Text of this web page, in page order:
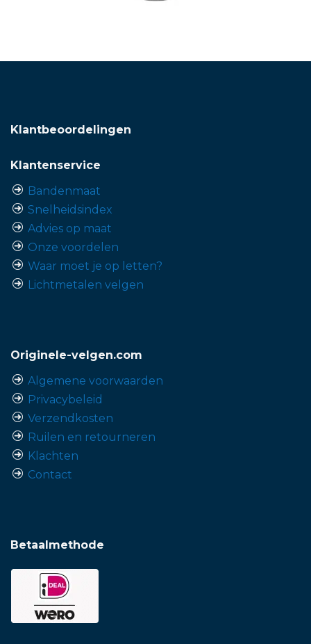
Klantbeoordelingen
Klantenservice
Bandenmaat
Snelheidsindex
Advies op maat
Onze voordelen
Waar moet je op letten?
Lichtmetalen velgen
Originele-velgen.com
Algemene voorwaarden
Privacybeleid
Verzendkosten
Ruilen en retourneren
Klachten
Contact
Betaalmethode